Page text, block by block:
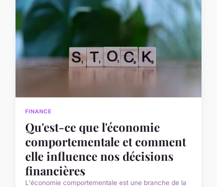
FINANCE
Qu'est-ce que l'économie
comportementale et comment
elle influence nos décisions
financières
L'économie comportementale est une branche de la